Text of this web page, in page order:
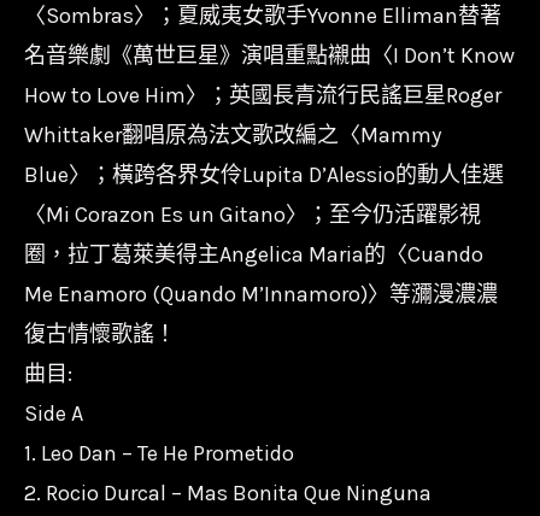
〈Sombras〉；夏威夷女歌手Yvonne Elliman替著
名音樂劇《萬世巨星》演唱重點襯曲〈I Don’t Know
How to Love Him〉；英國長青流行民謠巨星Roger
Whittaker翻唱原為法文歌改編之〈Mammy
Blue〉；橫跨各界女伶Lupita D’Alessio的動人佳選
〈Mi Corazon Es un Gitano〉；至今仍活躍影視
圈，拉丁葛萊美得主Angelica Maria的〈Cuando
Me Enamoro (Quando M’Innamoro)〉等瀰漫濃濃
復古情懷歌謠！
曲目:
Side A
1. Leo Dan – Te He Prometido
2. Rocio Durcal – Mas Bonita Que Ninguna